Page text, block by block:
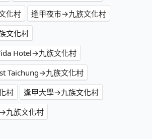
化村
逢甲夜市→九族文化村
文化村
Hotel→九族文化村
Taichung→九族文化村
村
逢甲大學→九族文化村
九族文化村